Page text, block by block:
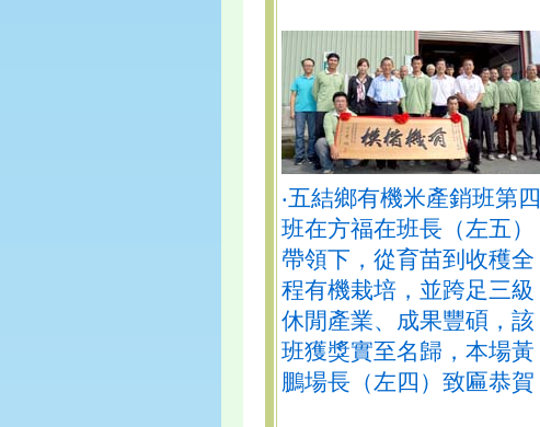
‧五結鄉有機米產銷班第四
班在方福在班長（左五）
帶領下，從育苗到收穫全
程有機栽培，並跨足三級
休閒產業、成果豐碩，該
班獲獎實至名歸，本場黃
鵬場長（左四）致匾恭賀